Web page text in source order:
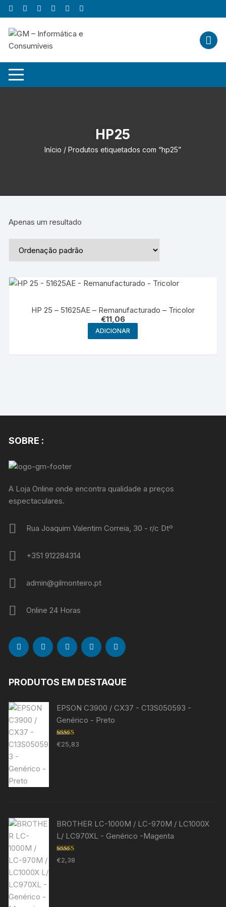
Skip
to
content
HP25
Início / Produtos etiquetados com “hp25”
Apenas um resultado
HP 25 – 51625AE – Remanufacturado – Tricolor
€11,06
ADICIONAR
SOBRE :
A Loja Online onde encontra qualidade a preços
espectaculares.
Rua Joaquim Valentim Correia, 30 - r/c Dtº
+351 912284314
admin@gilmonteiro.pt
Online 24 Horas
PRODUTOS EM DESTAQUE
EPSON C3900 / CX37 - C13S050593 -
Genérico - Preto
Avaliação
5.00de 5
€25,83
BROTHER LC-1000M / LC-970M / LC1000X
L/ LC970XL - Genérico -Magenta
Avaliação
5.00de 5
€2,38